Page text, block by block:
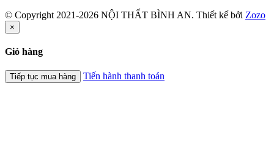
© Copyright 2021-2026 NỘI THẤT BÌNH AN. Thiết kế bởi Zozo
×
Giỏ hàng
Tiếp tục mua hàng Tiến hành thanh toán